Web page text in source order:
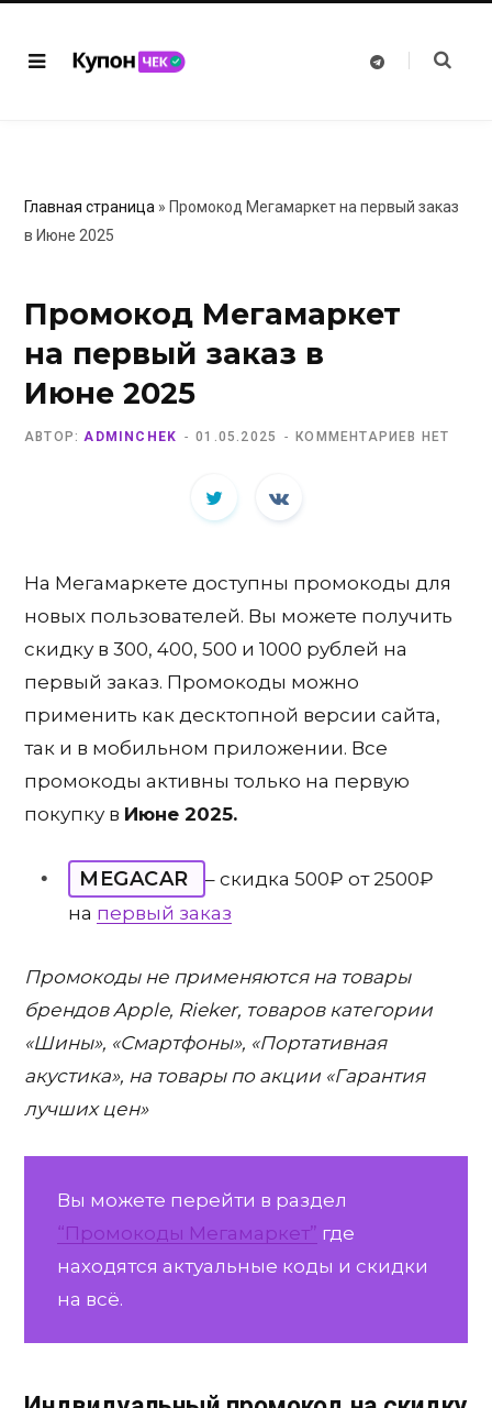
T
Главная страница » Промокод Мегамаркет на первый заказ
в Июне 2025
Промокод Мегамаркет
на первый заказ в
Июне 2025
АВТОР: ADMINCHEK 01.05.2025 КОММЕНТАРИЕВ НЕТ
На Мегамаркете доступны промокоды для
новых пользователей. Вы можете получить
скидку в 300, 400, 500 и 1000 рублей на
первый заказ. Промокоды можно
применить как десктопной версии сайта,
так и в мобильном приложении. Все
промокоды активны только на первую
покупку в Июне 2025.
MEGACAR
– скидка 500₽ от 2500₽
на первый заказ
Промокоды не применяются на товары
брендов Apple, Rieker, товаров категории
«Шины», «Смартфоны», «Портативная
акустика», на товары по акции «Гарантия
лучших цен»
Вы можете перейти в раздел
“Промокоды Мегамаркет” где
находятся актуальные коды и скидки
на всё.